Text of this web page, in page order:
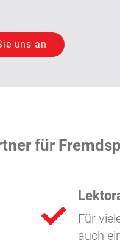
uns an
für
Für
auch